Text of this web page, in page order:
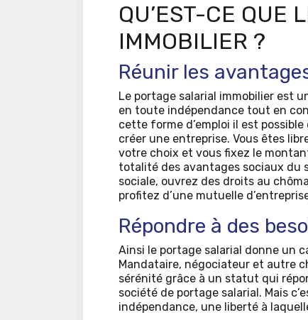
QU’EST-CE QUE
IMMOBILIER ?
Réunir les
Le portage salarial immobilier est
en toute indépendance tout en
cette forme d’emploi il est
créer une entreprise. Vous êtes
votre choix et vous fixez le
totalité des avantages sociaux du
sociale, ouvrez des droits au
profitez d’une mutuelle
Répondre à des
Ainsi le portage salarial donne un
Mandataire, négociateur et autre
sérénité grâce à un statut qui
société de portage salarial. Mais
indépendance, une liberté à